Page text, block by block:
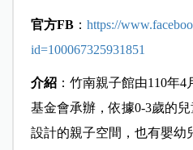
官方FB： https://
id=100067325931851
介紹：竹南親子館由110年
基金會承辦，依據0-3歲的
設計的親子空間，也有嬰幼